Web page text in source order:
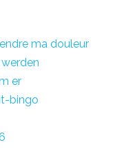
ma douleur
er
bingo